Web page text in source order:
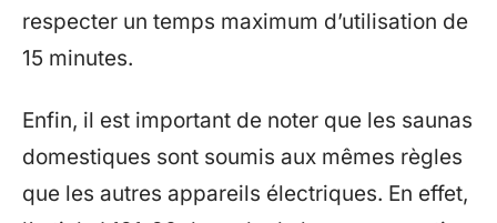
respecter un temps maximum d’utilisation de
15 minutes.
Enfin, il est important de noter que les saunas
domestiques sont soumis aux mêmes règles
que les autres appareils électriques. En effet,